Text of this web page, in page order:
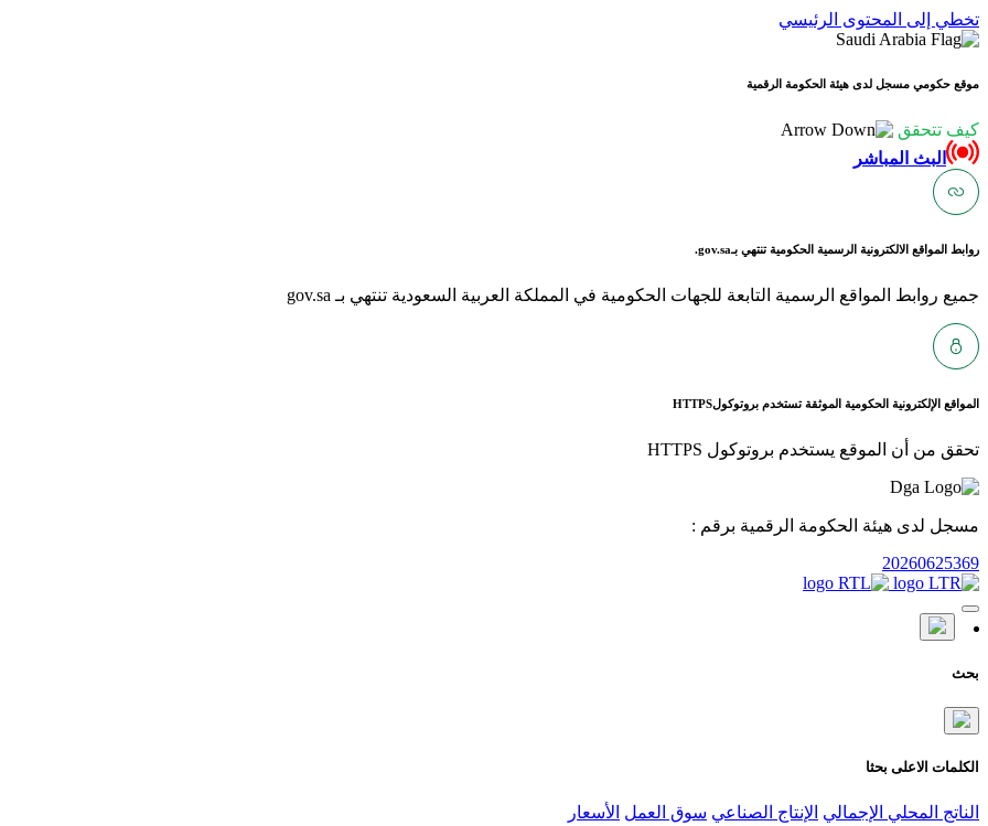
تخطي إلى المحتوى الرئيسي
موقع حكومي مسجل لدى هيئة الحكومة الرقمية
كيف تتحقق
البث المباشر
روابط المواقع الالكترونية الرسمية الحكومية تنتهي بـgov.sa.
جميع روابط المواقع الرسمية التابعة للجهات الحكومية في المملكة العربية السعودية تنتهي بـ gov.sa
المواقع الإلكترونية الحكومية الموثقة تستخدم بروتوكولHTTPS
تحقق من أن الموقع يستخدم بروتوكول HTTPS
مسجل لدى هيئة الحكومة الرقمية برقم :
20260625369
بحث
الكلمات الاعلى بحثا
الناتج المحلي الإجمالي الإنتاج الصناعي سوق العمل الأسعار